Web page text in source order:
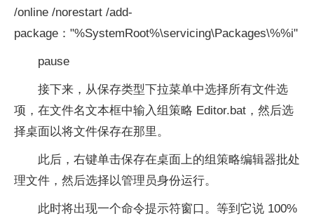
/online /norestart /add-
package："%SystemRoot%\servicing\Packages\%%i"
pause
接下来，从保存类型下拉菜单中选择所有文件选
项，在文件名文本框中输入组策略 Editor.bat，然后选
择桌面以将文件保存在那里。
此后，右键单击保存在桌面上的组策略编辑器批处
理文件，然后选择以管理员身份运行。
此时将出现一个命令提示符窗口。等到它说 100%